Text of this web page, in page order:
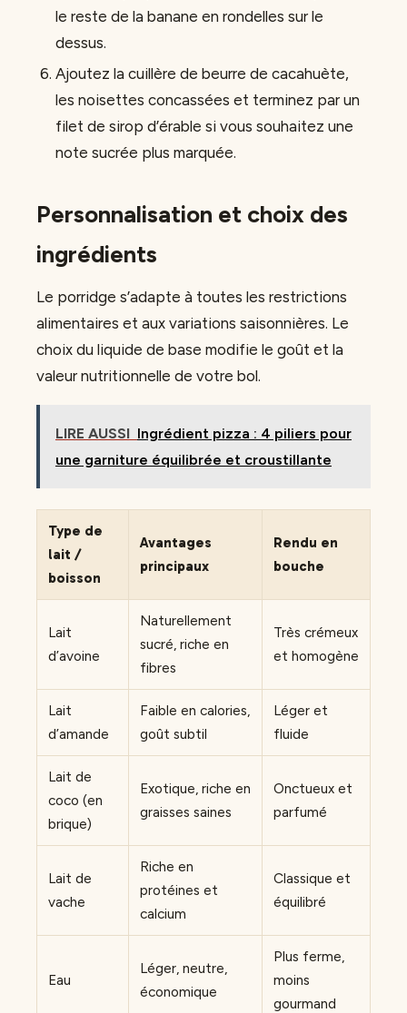
le reste de la banane en rondelles sur le
dessus.
Ajoutez la cuillère de beurre de cacahuète,
les noisettes concassées et terminez par un
filet de sirop d’érable si vous souhaitez une
note sucrée plus marquée.
Personnalisation et choix des
ingrédients
Le porridge s’adapte à toutes les restrictions
alimentaires et aux variations saisonnières. Le
choix du liquide de base modifie le goût et la
valeur nutritionnelle de votre bol.
LIRE AUSSI Ingrédient pizza : 4 piliers pour
une garniture équilibrée et croustillante
Type de
lait /
boisson
Avantages
principaux
Rendu en
bouche
Lait
d’avoine
Naturellement
sucré, riche en
fibres
Très crémeux
et homogène
Lait
d’amande
Faible en calories,
goût subtil
Léger et
fluide
Lait de
coco (en
brique)
Exotique, riche en
graisses saines
Onctueux et
parfumé
Lait de
vache
Riche en
protéines et
calcium
Classique et
équilibré
Eau
Léger, neutre,
économique
Plus ferme,
moins
gourmand